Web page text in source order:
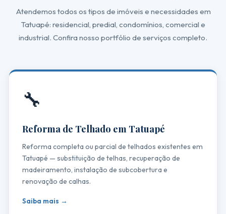
Atendemos todos os tipos de imóveis e necessidades em
Tatuapé: residencial, predial, condomínios, comercial e
industrial. Confira nosso portfólio de serviços completo.
🔧
Reforma de Telhado em Tatuapé
Reforma completa ou parcial de telhados existentes em
Tatuapé — substituição de telhas, recuperação de
madeiramento, instalação de subcobertura e
renovação de calhas.
Saiba mais →